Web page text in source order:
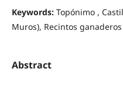
Keywords: Topónimo ,
Muros), Recintos ganaderos
Abstract